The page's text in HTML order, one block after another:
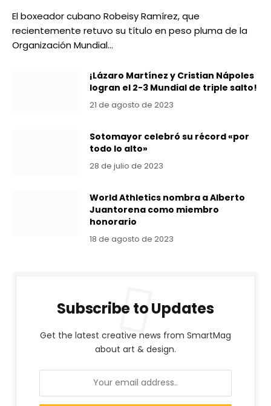
El boxeador cubano Robeisy Ramírez, que
recientemente retuvo su título en peso pluma de la
Organización Mundial…
¡Lázaro Martínez y Cristian Nápoles
logran el 2-3 Mundial de triple salto!
21 de agosto de 2023
Sotomayor celebró su récord «por
todo lo alto»
28 de julio de 2023
World Athletics nombra a Alberto
Juantorena como miembro
honorario
18 de agosto de 2023
Subscribe to Updates
Get the latest creative news from SmartMag
about art & design.